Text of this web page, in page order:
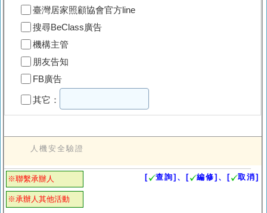
臺灣居家照顧協會官方line
搜尋BeClass廣告
機構主管
朋友告知
FB廣告
其它：
人機安全驗證
※聯繫承辦人
※承辦人其他活動
[ 查詢]、[ 編修]、[ 取消]